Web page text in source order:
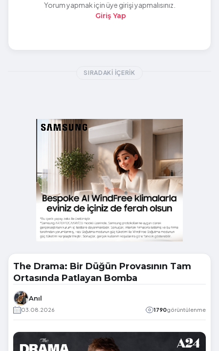
Yorum yapmak için üye girişi yapmalısınız.
Giriş Yap
SIRADAKI İÇERIK
The Drama: Bir Düğün Provasının Tam
Ortasında Patlayan Bomba
Anıl
03.08.2026 1790görüntülenme